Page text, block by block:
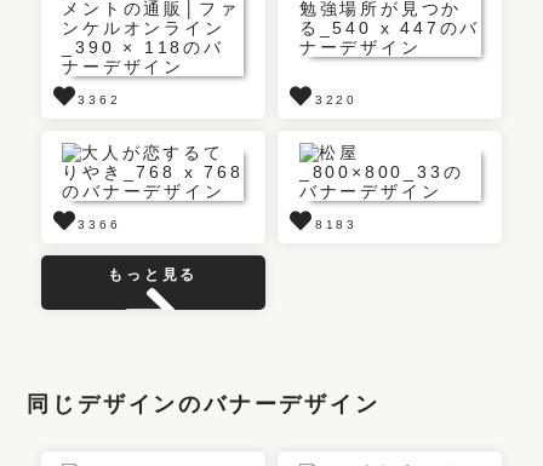
3362 3220
3366 8183
もっと見る
同じデザインのバナーデザイン